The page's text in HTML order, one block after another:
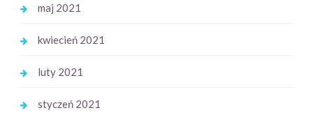
maj 2021
kwiecień 2021
luty 2021
styczeń 2021